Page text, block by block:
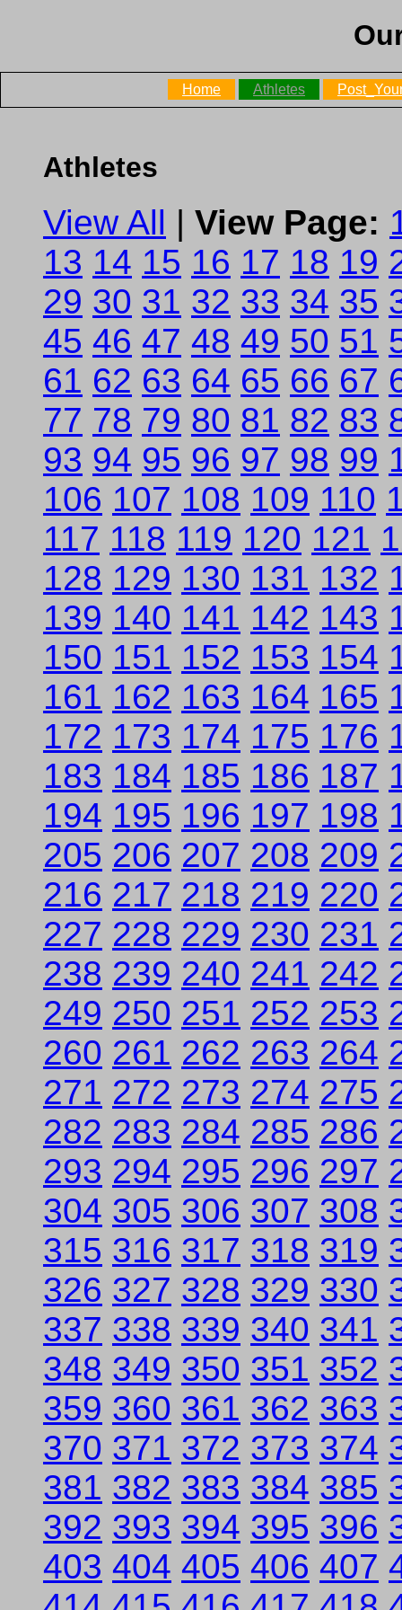
Home Athletes
Athletes
View All | View Page:
13 14 15 16 17 18 19
29 30 31 32 33 34 35
45 46 47 48 49 50 51
61 62 63 64 65 66 67
77 78 79 80 81 82 83
93 94 95 96 97 98 99
106 107 108 109 110
117 118 119 120 121
128 129 130 131 132
139 140 141 142 143
150 151 152 153 154
161 162 163 164 165
172 173 174 175 176
183 184 185 186 187
194 195 196 197 198
205 206 207 208 209
216 217 218 219 220
227 228 229 230 231
238 239 240 241 242
249 250 251 252 253
260 261 262 263 264
271 272 273 274 275
282 283 284 285 286
293 294 295 296 297
304 305 306 307 308
315 316 317 318 319
326 327 328 329 330
337 338 339 340 341
348 349 350 351 352
359 360 361 362 363
370 371 372 373 374
381 382 383 384 385
392 393 394 395 396
403 404 405 406 407